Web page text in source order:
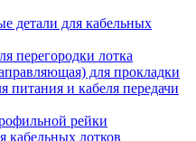
детали для кабельных
перегородки лотка
для прокладки
питания и кабеля передачи
рейки
кабельных лотков